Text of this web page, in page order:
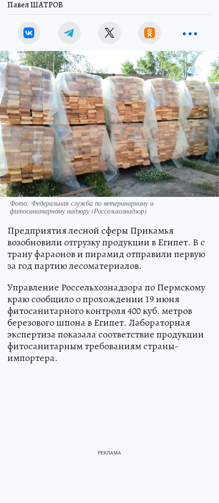
Павел ШАТРОВ
Фото: Федеральная служба по ветеринарному и
фитосанитарному надзору (Россельхознадзор)
Предприятия лесной сферы Прикамья
возобновили отгрузку продукции в Египет. В с
трану фараонов и пирамид отправили первую
за год партию лесоматериалов.
Управление Россельхознадзора по Пермскому
краю сообщило о прохождении 19 июня
фитосанитарного контроля 400 куб. метров
березового шпона в Египет. Лабораторная
экспертиза показала соответствие продукции
фитосанитарным требованиям страны-
импортера.